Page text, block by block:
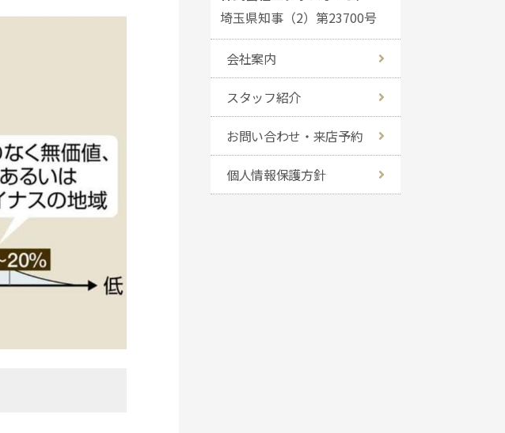
埼玉県知事（2）第23700号
会社案内
スタッフ紹介
お問い合わせ・来店予約
個人情報保護方針